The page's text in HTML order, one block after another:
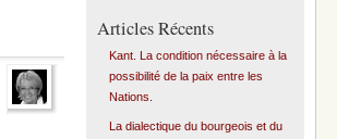
Articles Récents
Kant. La condition nécessaire à la
possibilité de la paix entre les
Nations.
La dialectique du bourgeois et du